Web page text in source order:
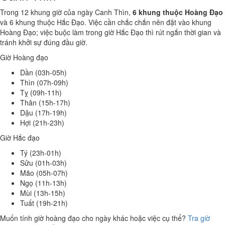
Trong 12 khung giờ của ngày Canh Thìn, 6 khung thuộc Hoàng Đạo
và 6 khung thuộc Hắc Đạo. Việc cần chắc chắn nên đặt vào khung
Hoàng Đạo; việc buộc làm trong giờ Hắc Đạo thì rút ngắn thời gian và
tránh khởi sự đúng đầu giờ.
Giờ Hoàng đạo
Dần (03h-05h)
Thìn (07h-09h)
Tỵ (09h-11h)
Thân (15h-17h)
Dậu (17h-19h)
Hợi (21h-23h)
Giờ Hắc đạo
Tý (23h-01h)
Sửu (01h-03h)
Mão (05h-07h)
Ngọ (11h-13h)
Mùi (13h-15h)
Tuất (19h-21h)
Muốn tính giờ hoàng đạo cho ngày khác hoặc việc cụ thể? Tra giờ